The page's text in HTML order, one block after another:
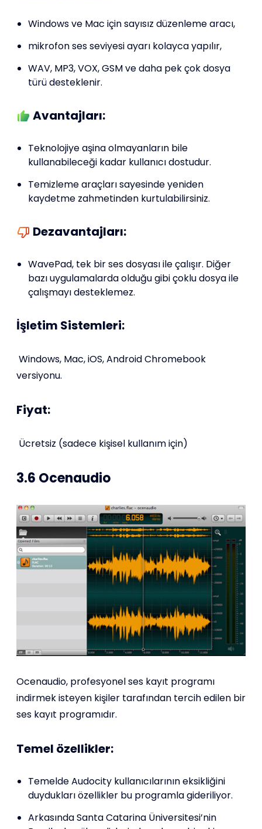
Windows ve Mac için sayısız düzenleme aracı,
mikrofon ses seviyesi ayarı kolayca yapılır,
WAV, MP3, VOX, GSM ve daha pek çok dosya
türü desteklenir.
Avantajları:
Teknolojiye aşina olmayanların bile
kullanabileceği kadar kullanıcı dostudur.
Temizleme araçları sayesinde yeniden
kaydetme zahmetinden kurtulabilirsiniz.
Dezavantajları:
WavePad, tek bir ses dosyası ile çalışır. Diğer
bazı uygulamalarda olduğu gibi çoklu dosya ile
çalışmayı desteklemez.
İşletim Sistemleri:
Windows, Mac, iOS, Android Chromebook
versiyonu.
Fiyat:
Ücretsiz (sadece kişisel kullanım için)
3.6 Ocenaudio
Ocenaudio, profesyonel ses kayıt programı
indirmek isteyen kişiler tarafından tercih edilen bir
ses kayıt programıdır.
Temel özellikler:
Temelde Audocity kullanıcılarının eksikliğini
duydukları özellikler bu programla gideriliyor.
Arkasında Santa Catarina Üniversitesi’nin